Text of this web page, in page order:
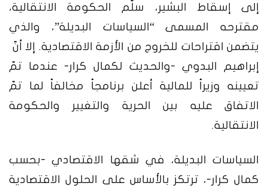
إلى إسقاط البشير، سلّم الحكومة الانتقالية،
مقترحه المسمى “السياسات البديلة”، والذي
يتضمن اقتراحات للخروج من الأزمة الاقتصادية. إلا أنّ
إبراهيم البدوي -والحديث لكمال كرار- عندما تمّ
تعيينه وزيراً للمالية أعلن برنامجاً مخالفاً لما تمّ
الاتفاق عليه بين الحرية والتغيير والحكومة
الانتقالية.
السياسات البديلة، في شقها الاقتصادي -بحسب
كمال كرار-، ترتكز بالأساس على الحلول الاقتصادية